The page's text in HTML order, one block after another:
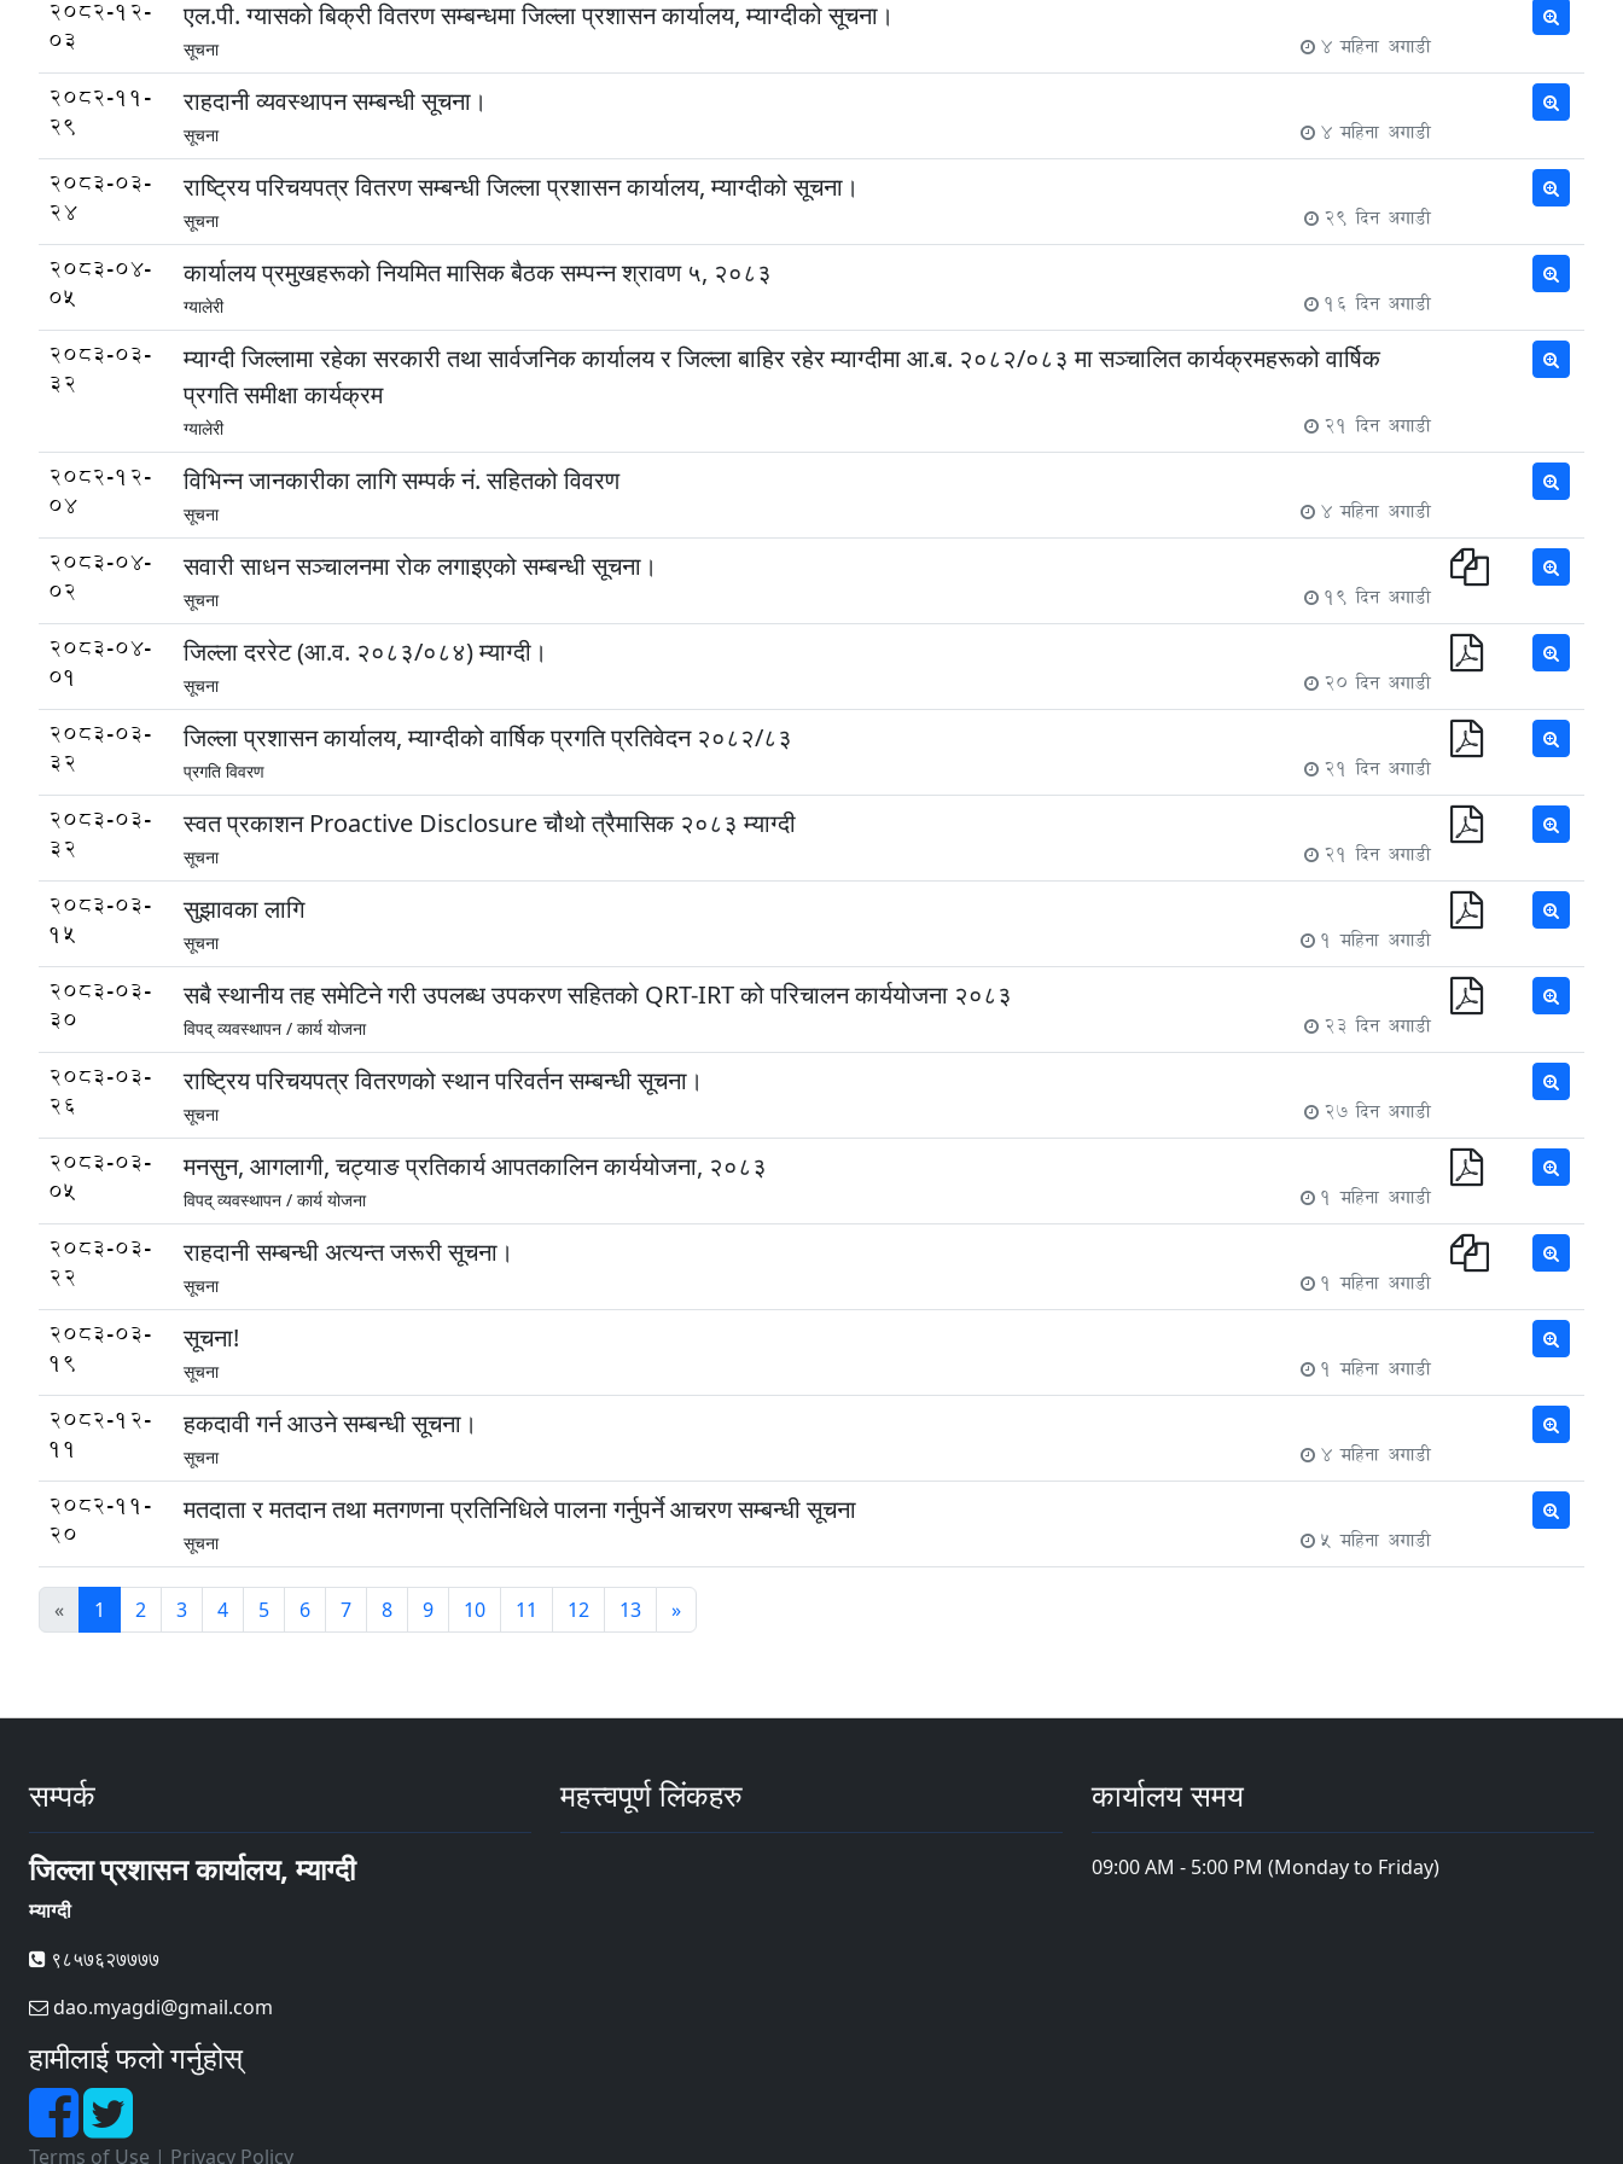
2082-12-
03
एल.पी. ग्यासको बिक्री वितरण सम्बन्धमा जिल्ला प्रशासन कार्यालय, म्याग्दीको सूचना।
सूचना 4 महिना अगाडी
2082-11-
29
राहदानी व्यवस्थापन सम्बन्धी सूचना।
सूचना 4 महिना अगाडी
2083-03-
24
राष्ट्रिय परिचयपत्र वितरण सम्बन्धी जिल्ला प्रशासन कार्यालय, म्याग्दीको सूचना।
सूचना 29 दिन अगाडी
2083-04-
05
कार्यालय प्रमुखहरूको नियमित मासिक बैठक सम्पन्‍न श्रावण ५, २०८३
ग्यालेरी 16 दिन अगाडी
2083-03-
32
म्याग्दी जिल्लामा रहेका सरकारी तथा सार्वजनिक कार्यालय र जिल्ला बाहिर रहेर म्याग्दीमा आ.ब. २०८२/०८३ मा सञ्चालित कार्यक्रमहरूको वार्षिक
प्रगति समीक्षा कार्यक्रम
ग्यालेरी 21 दिन अगाडी
2082-12-
04
विभिन्न जानकारीका लागि सम्पर्क नं. सहितको विवरण
सूचना 4 महिना अगाडी
2083-04-
02
सवारी साधन सञ्चालनमा रोक लगाइएको सम्बन्धी सूचना।
सूचना 19 दिन अगाडी
2083-04-
01
जिल्ला दररेट (आ.व. २०८३/०८४) म्याग्दी।
सूचना 20 दिन अगाडी
2083-03-
32
जिल्ला प्रशासन कार्यालय, म्याग्दीको वार्षिक प्रगति प्रतिवेदन २०८२/८३
प्रगति विवरण 21 दिन अगाडी
2083-03-
32
स्वत प्रकाशन Proactive Disclosure चौथो त्रैमासिक २०८३ म्याग्दी
सूचना 21 दिन अगाडी
2083-03-
15
सुझावका लागि
सूचना 1 महिना अगाडी
2083-03-
30
सबै स्थानीय तह समेटिने गरी उपलब्ध उपकरण सहितको QRT-IRT को परिचालन कार्ययोजना २०८३
विपद् व्यवस्थापन / कार्य योजना 23 दिन अगाडी
2083-03-
26
राष्ट्रिय परिचयपत्र वितरणको स्थान परिवर्तन सम्बन्धी सूचना।
सूचना 27 दिन अगाडी
2083-03-
05
मनसुन, आगलागी, चट्याङ प्रतिकार्य आपतकालिन कार्ययोजना, २०८३
विपद् व्यवस्थापन / कार्य योजना 1 महिना अगाडी
2083-03-
22
राहदानी सम्बन्धी अत्यन्त जरूरी सूचना।
सूचना 1 महिना अगाडी
2083-03-
19
सूचना!
सूचना 1 महिना अगाडी
2082-12-
11
हकदावी गर्न आउने सम्बन्धी सूचना।
सूचना 4 महिना अगाडी
2082-11-
20
मतदाता र मतदान तथा मतगणना प्रतिनिधिले पालना गर्नुपर्ने आचरण सम्बन्धी सूचना
सूचना 5 महिना अगाडी
« 1 2 3 4 5 6 7 8 9 10 11 12 13 »
सम्पर्क
जिल्ला प्रशासन कार्यालय, म्याग्दी
म्याग्दी
९८५७६२७७७७
dao.myagdi@gmail.com
हामीलाई फलो गर्नुहोस्
Terms of Use | Privacy Policy
महत्त्वपूर्ण लिंकहरु कार्यालय समय
09:00 AM - 5:00 PM (Monday to Friday)